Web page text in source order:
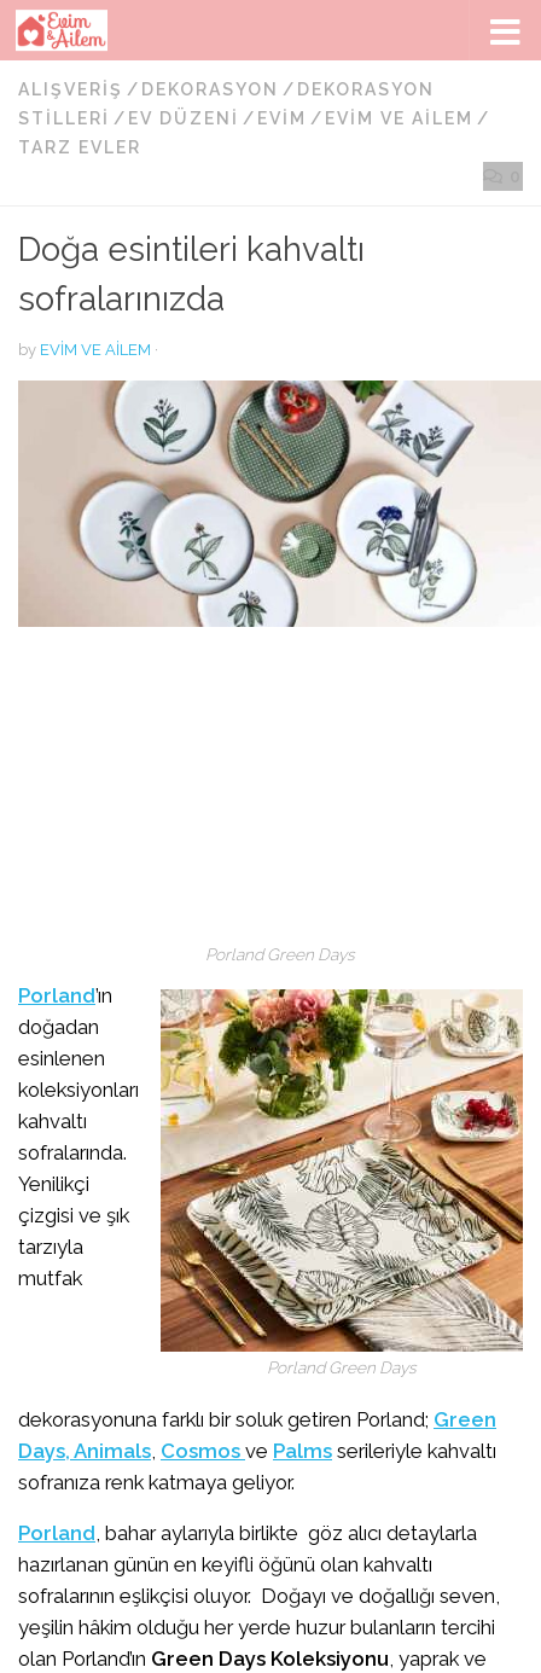
Skip to content
ALIŞVERIŞ / DEKORASYON / DEKORASYON
STILLERI / EV DÜZENI / EVIM / EVIM VE AILEM /
TARZ EVLER
Doğa esintileri kahvaltı
sofralarınızda
by EVIM VE AILEM ·
Porland Green Days
Porland Green Days
Porland’ın
doğadan
esinlenen
koleksiyonları
kahvaltı
sofralarında.
Yenilikçi
çizgisi ve şık
tarzıyla
mutfak
dekorasyonuna farklı bir soluk getiren Porland; Green
Days, Animals Cosmos ve Palms serileriyle kahvaltı
sofranıza renk katmaya geliyor.
Porland, bahar aylarıyla birlikte göz alıcı detaylarla
hazırlanan günün en keyifli öğünü olan kahvaltı
sofralarının eşlikçisi oluyor. Doğayı ve doğallığı seven,
yeşilin hâkim olduğu her yerde huzur bulanların tercihi
olan Porland’ın Green Days Koleksiyonu, yaprak ve